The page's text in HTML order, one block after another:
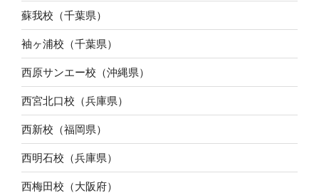
蘇我校（千葉県）
袖ヶ浦校（千葉県）
西原サンエー校（沖縄県）
西宮北口校（兵庫県）
西新校（福岡県）
西明石校（兵庫県）
西梅田校（大阪府）